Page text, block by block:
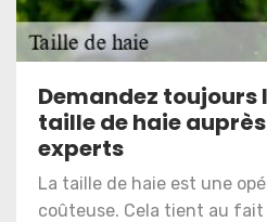
Demandez toujours
taille de haie
experts
La taille de haie est une
coûteuse. Cela tient au fait